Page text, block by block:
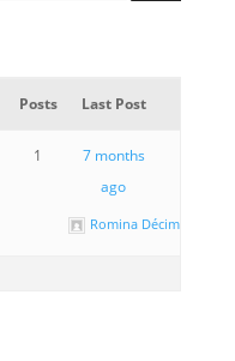
Posts Last Post
1
7 months
ago
Romina Décima